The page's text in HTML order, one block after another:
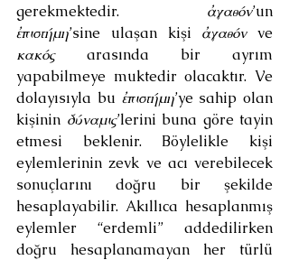
gerekmektedir. ἀγαθόν
ἐπιστήμη’sine ulaşan kişi ἀγαθόν
κακός arasında bir ayrım
yapabilmeye muktedir olacaktır. Ve
dolayısıyla bu ἐπιστήμη’ye sahip olan
kişinin δύναμις’lerini buna göre tayin
etmesi beklenir. Böylelikle kişi
eylemlerinin zevk ve acı verebilecek
sonuçlarını doğru bir şekilde
hesaplayabilir. Akıllıca hesaplanmış
eylemler “erdemli” addedilirken
doğru hesaplanamayan her türlü